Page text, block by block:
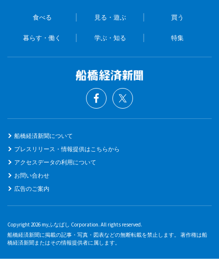
食べる 見る・遊ぶ 買う
暮らす・働く 学ぶ・知る 特集
船橋経済新聞について
プレスリリース・情報提供はこちらから
アクセスデータの利用について
お問い合わせ
広告のご案内
Copyright 2026 myふなばし Corporation. All rights reserved.
船橋経済新聞に掲載の記事・写真・図表などの無断転載を禁止します。 著作権は船
橋経済新聞またはその情報提供者に属します。